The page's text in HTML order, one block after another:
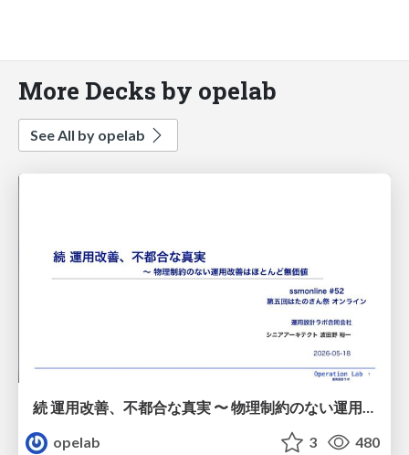
More Decks by opelab
See All by opelab
続 運用改善、不都合な真実 〜 物理制約のない運用改善はほとんど無価値 / 20260518-ssmjp-kaizen-no-value-without-physical-constraints
opelab
3 480